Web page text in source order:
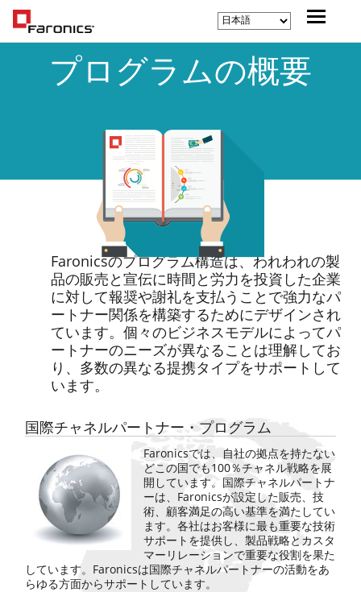
プログラムの概要
Faronicsのプログラム構造は、われわれの製
品の販売と宣伝に時間と労力を投資した企業
に対して報奨や謝礼を支払うことで強力なパ
ートナー関係を構築するためにデザインされ
ています。個々のビジネスモデルによってパ
ートナーのニーズが異なることは理解してお
り、多数の異なる提携タイプをサポートして
います。
国際チャネルパートナー・プログラム
Faronicsでは、自社の拠点を持たない
どこの国でも100％チャネル戦略を展
開しています。国際チャネルパートナ
ーは、Faronicsが設定した販売、技
術、顧客満足の高い基準を満たしてい
ます。各社はお客様に最も重要な技術
サポートを提供し、製品戦略とカスタ
マーリレーションで重要な役割を果た
しています。Faronicsは国際チャネルパートナーの活動をあ
らゆる方面からサポートしています。